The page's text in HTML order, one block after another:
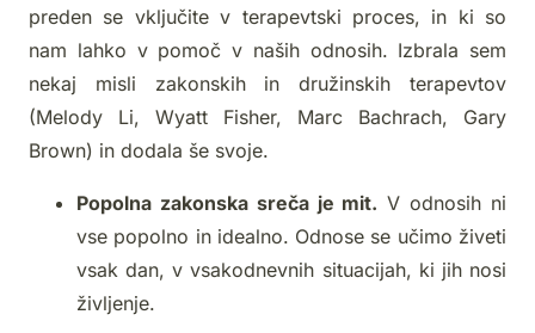
preden se vključite v terapevtski proces, in ki so
nam lahko v pomoč v naših odnosih. Izbrala sem
nekaj misli zakonskih in družinskih terapevtov
(Melody Li, Wyatt Fisher, Marc Bachrach, Gary
Brown) in dodala še svoje.
Popolna zakonska sreča je mit. V odnosih ni
vse popolno in idealno. Odnose se učimo živeti
vsak dan, v vsakodnevnih situacijah, ki jih nosi
življenje.